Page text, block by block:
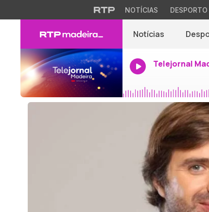
NOTÍCIAS DESPORTO
Notícias
Telejornal